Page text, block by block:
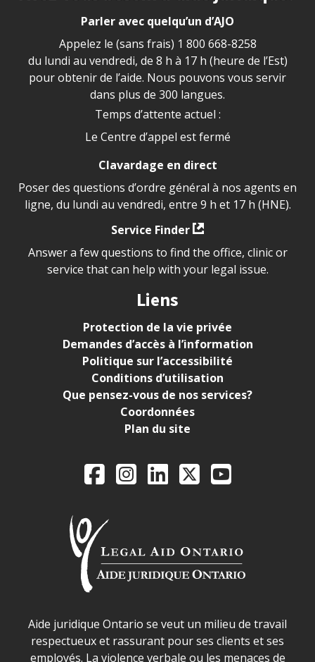
Parler avec quelqu’un d’AJO
Appelez le (sans frais) 1 800 668-8258
du lundi au vendredi, de 8 h à 17 h (heure de l’Est)
pour obtenir de l’aide. Nous pouvons vous servir
dans plus de 300 langues.
Temps d’attente actuel :
Le Centre d’appel est fermé
Clavardage en direct
Poser des questions d’ordre général à nos agents en
ligne, du lundi au vendredi, entre 9 h et 17 h (HNE).
Service Finder
Answer a few questions to find the office, clinic or
service that can help with your legal issue.
Liens
Protection de la vie privée
Demandes d’accès à l’information
Politique sur l’accessibilité
Conditions d’utilisation
Que pensez-vous de nos services?
Coordonnées
Plan du site
Legal Aid Ontario
FacebookInstagram
LinkedIn
X YouTube
Déclaration sur la sécurité dans les locaux d'AJO.
Aide juridique Ontario se veut un milieu de travail
respectueux et rassurant pour ses clients et ses
employés. La violence verbale ou les menaces de